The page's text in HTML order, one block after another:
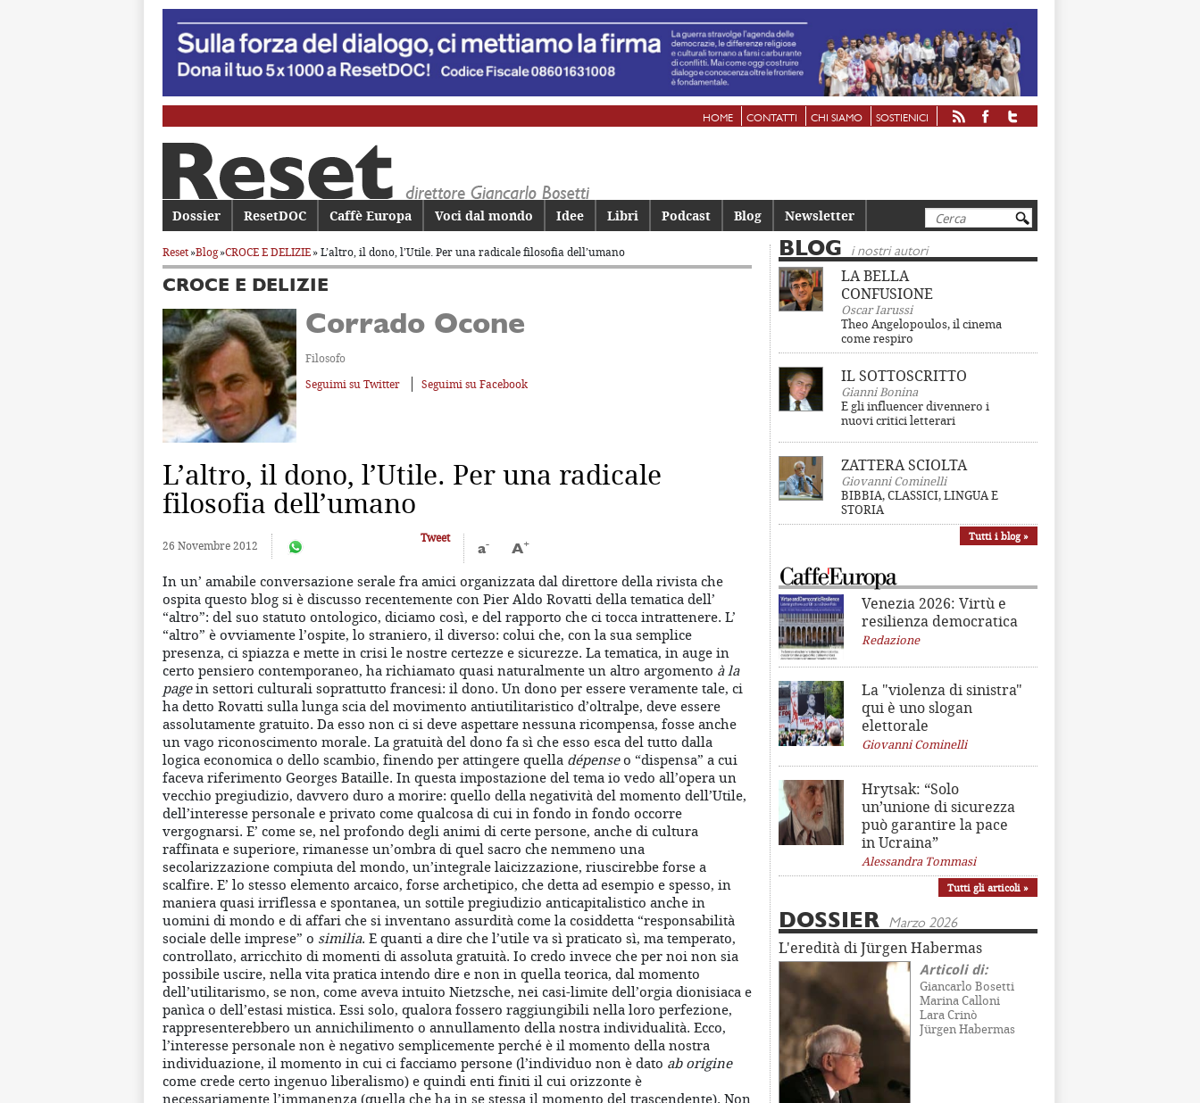
HOME CONTATTI CHI SIAMO SOSTIENICI
Cerca
Menu principale
Vai al contenuto principale
Vai al contenuto secondario
Dossier ResetDOC Caffè Europa Voci dal mondo Idee Libri Podcast Blog Newsletter
Reset»Blog»CROCE E DELIZIE» L’altro, il dono, l’Utile. Per una radicale filosofia dell’umano
CROCE E DELIZIE
Corrado Ocone
Filosofo
Seguimi su Twitter
Seguimi su Facebook
L’altro, il dono, l’Utile. Per una radicale
filosofia dell’umano
26 Novembre 2012
Tweet
a- A+
In un’ amabile conversazione serale fra amici organizzata dal direttore della rivista che
ospita questo blog si è discusso recentemente con Pier Aldo Rovatti della tematica dell’
“altro”: del suo statuto ontologico, diciamo così, e del rapporto che ci tocca intrattenere. L’
“altro” è ovviamente l’ospite, lo straniero, il diverso: colui che, con la sua semplice
presenza, ci spiazza e mette in crisi le nostre certezze e sicurezze. La tematica, in auge in
certo pensiero contemporaneo, ha richiamato quasi naturalmente un altro argomento à la
pagein settori culturali soprattutto francesi: il dono. Un dono per essere veramente tale, ci
ha detto Rovatti sulla lunga scia del movimento antiutilitaristico d’oltralpe, deve essere
assolutamente gratuito. Da esso non ci si deve aspettare nessuna ricompensa, fosse anche
un vago riconoscimento morale. La gratuità del dono fa sì che esso esca del tutto dalla
logica economica o dello scambio, finendo per attingere quella dépenseo “dispensa” a cui
faceva riferimento Georges Bataille. In questa impostazione del tema io vedo all’opera un
vecchio pregiudizio, davvero duro a morire: quello della negatività del momento dell’Utile,
dell’interesse personale e privato come qualcosa di cui in fondo in fondo occorre
vergognarsi. E’ come se, nel profondo degli animi di certe persone, anche di cultura
raffinata e superiore, rimanesse un’ombra di quel sacro che nemmeno una
secolarizzazione compiuta del mondo, un’integrale laicizzazione, riuscirebbe forse a
scalfire. E’ lo stesso elemento arcaico, forse archetipico, che detta ad esempio e spesso, in
maniera quasi irriflessa e spontanea, un sottile pregiudizio anticapitalistico anche in
uomini di mondo e di affari che si inventano assurdità come la cosiddetta “responsabilità
sociale delle imprese” o similia. E quanti a dire che l’utile va sì praticato sì, ma temperato,
controllato, arricchito di momenti di assoluta gratuità. Io credo invece che per noi non sia
possibile uscire, nella vita pratica intendo dire e non in quella teorica, dal momento
dell’utilitarismo, se non, come aveva intuito Nietzsche, nei casi-limite dell’orgia dionisiaca e
panìca o dell’estasi mistica. Essi solo, qualora fossero raggiungibili nella loro perfezione,
rappresenterebbero un annichilimento o annullamento della nostra individualità. Ecco,
l’interesse personale non è negativo semplicemente perché è il momento della nostra
individuazione, il momento in cui ci facciamo persone (l’individuo non è dato ab origine
come crede certo ingenuo liberalismo) e quindi enti finiti il cui orizzonte è
necessariamente l’immanenza (quella che ha in se stessa il momento del trascendente). Non
BLOG i nostri autori
LA BELLA
CONFUSIONE
Oscar Iarussi
Theo Angelopoulos, il cinema
come respiro
IL SOTTOSCRITTO
Gianni Bonina
E gli influencer divennero i
nuovi critici letterari
ZATTERA SCIOLTA
Giovanni Cominelli
BIBBIA, CLASSICI, LINGUA E
STORIA
Tutti i blog »
Venezia 2026: Virtù e
resilienza democratica
Redazione
La "violenza di sinistra"
qui è uno slogan
elettorale
Giovanni Cominelli
Hrytsak: “Solo
un’unione di sicurezza
può garantire la pace
in Ucraina”
Alessandra Tommasi
Tutti gli articoli »
DOSSIER Marzo 2026
L'eredità di Jürgen Habermas
Articoli di:
Giancarlo Bosetti
Marina Calloni
Lara Crinò
Jürgen Habermas